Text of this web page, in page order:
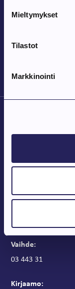
Mieltymykset
Tilastot
Markkinointi
Tapahtuma alkaa:
12.8.2026
Parkanon Kaupunki
39700 Parkano
Vaihde:
03 443 31
Kirjaamo: